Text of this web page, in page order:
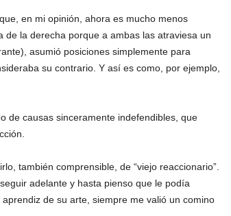
en mi opinión, ahora es mucho menos
la derecha porque a ambas las atraviesa un
asumió posiciones simplemente para
su contrario. Y así es como, por ejemplo,
de causas sinceramente indefendibles, que
también comprensible, de “viejo reaccionario”.
adelante y hasta pienso que le podía
de su arte, siempre me valió un comino